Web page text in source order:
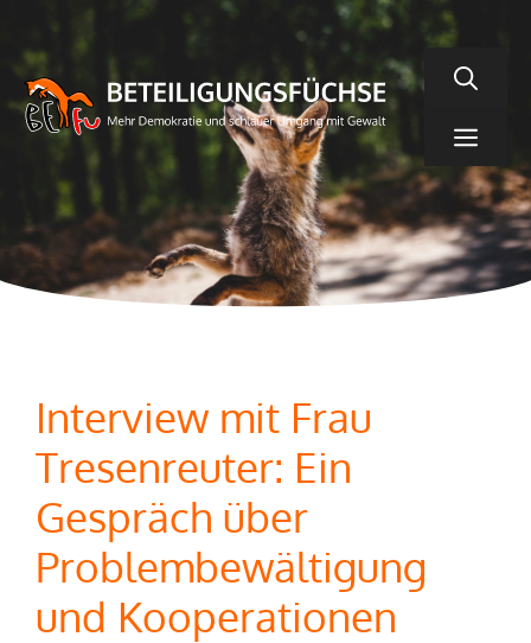
springen
Interview mit Frau
Tresenreuter: Ein
Gespräch über
Problembewältigung
und Kooperationen